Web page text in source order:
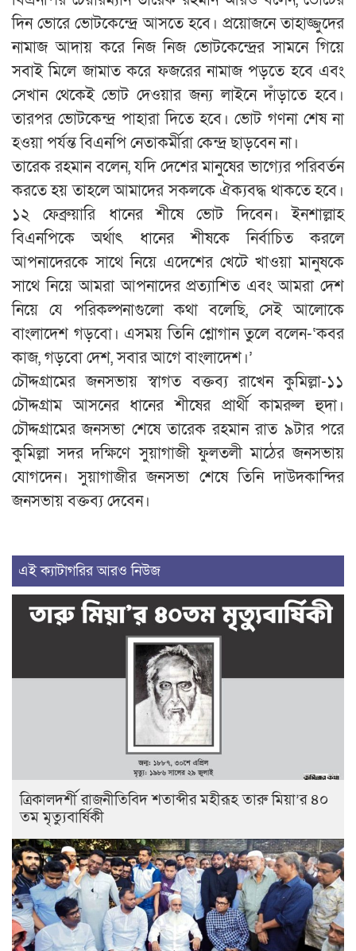
দিন ভোরে ভোটকেন্দ্রে আসতে হবে। প্রয়োজনে তাহাজ্জুদের
নামাজ আদায় করে নিজ নিজ ভোটকেন্দ্রের সামনে গিয়ে
সবাই মিলে জামাত করে ফজরের নামাজ পড়তে হবে এবং
সেখান থেকেই ভোট দেওয়ার জন্য লাইনে দাঁড়াতে হবে।
তারপর ভোটকেন্দ্র পাহারা দিতে হবে। ভোট গণনা শেষ না
হওয়া পর্যন্ত বিএনপি নেতাকর্মীরা কেন্দ্র ছাড়বেন না।
তারেক রহমান বলেন, যদি দেশের মানুষের ভাগ্যের পরিবর্তন
করতে হয় তাহলে আমাদের সকলকে ঐক্যবদ্ধ থাকতে হবে।
১২ ফেব্রুয়ারি ধানের শীষে ভোট দিবেন। ইনশাল্লাহ
বিএনপিকে অর্থাৎ ধানের শীষকে নির্বাচিত করলে
আপনাদেরকে সাথে নিয়ে এদেশের খেটে খাওয়া মানুষকে
সাথে নিয়ে আমরা আপনাদের প্রত্যাশিত এবং আমরা দেশ
নিয়ে যে পরিকল্পনাগুলো কথা বলেছি, সেই আলোকে
বাংলাদেশ গড়বো। এসময় তিনি শ্লোগান তুলে বলেন-‘কবর
কাজ, গড়বো দেশ, সবার আগে বাংলাদেশ।’
চৌদ্দগ্রামের জনসভায় স্বাগত বক্তব্য রাখেন কুমিল্লা-১১
চৌদ্দগ্রাম আসনের ধানের শীষের প্রার্থী কামরুল হুদা।
চৌদ্দগ্রামের জনসভা শেষে তারেক রহমান রাত ৯টার পরে
কুমিল্লা সদর দক্ষিণে সুয়াগাজী ফুলতলী মাঠের জনসভায়
যোগদেন। সুয়াগাজীর জনসভা শেষে তিনি দাউদকান্দির
জনসভায় বক্তব্য দেবেন।
এই ক্যাটাগরির আরও নিউজ
ত্রিকালদর্শী রাজনীতিবিদ শতাব্দীর মহীরূহ তারু মিয়া’র ৪০
তম মৃত্যুবার্ষিকী